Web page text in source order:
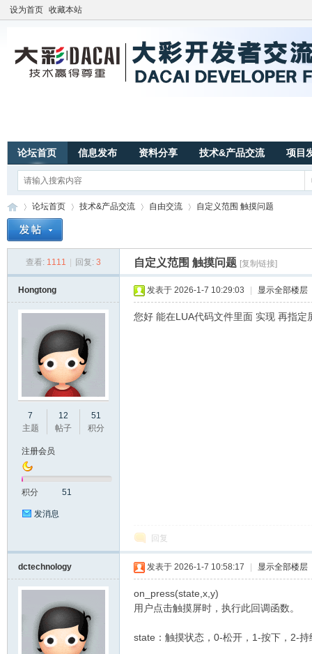
设为首页 收藏本站
论坛首页 信息发布 资料分享 技术&产品交流 项目
论坛首页
›
技术&产品交流
›
自由交流
›
自定义范围 触摸问题
查看: 1111 回复: 3 自定义范围 触摸问题 [复制链接]
Hongtong
7
主题
12
帖子
51
积分
注册会员
积分 51
发消息
发表于 2026-1-7 10:29:03 显示全部楼层
您好 能在LUA代码文件里面 实现 再指
回复
dctechnology 发表于 2026-1-7 10:58:17 显示全部楼层
on_press(state,x,y)
用户点击触摸屏时，执行此回调函数。
state：触摸状态，0-松开，1-按下，2-持